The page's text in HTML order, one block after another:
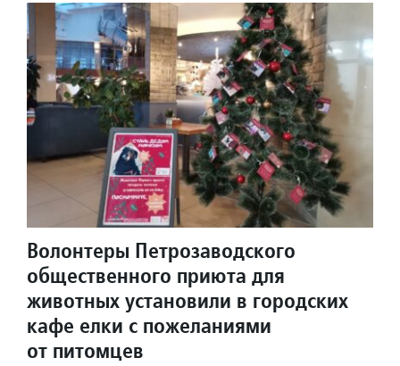
Волонтеры Петрозаводского
общественного приюта для
животных установили в городских
кафе елки с пожеланиями
от питомцев